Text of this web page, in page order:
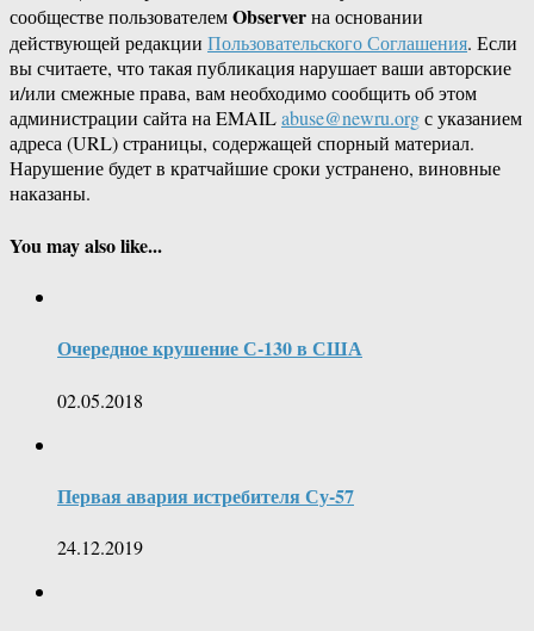
сообществе пользователемObserverна основании
действующей редакции Пользовательского Соглашения. Если
вы считаете, что такая публикация нарушает ваши авторские
и/или смежные права, вам необходимо сообщить об этом
администрации сайта на EMAILabuse@newru.orgс указанием
адреса (URL) страницы, содержащей спорный материал.
Нарушение будет в кратчайшие сроки устранено, виновные
наказаны.
You may also like...
Очередное крушение С-130 в США
02.05.2018
Первая авария истребителя Су-57
24.12.2019